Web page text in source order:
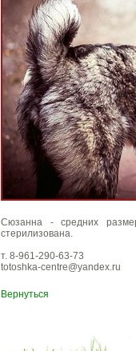
Сюзанна - средних
стерилизована.
т. 8-961-290-63-73
totoshka-centre@yandex.ru
Вернуться